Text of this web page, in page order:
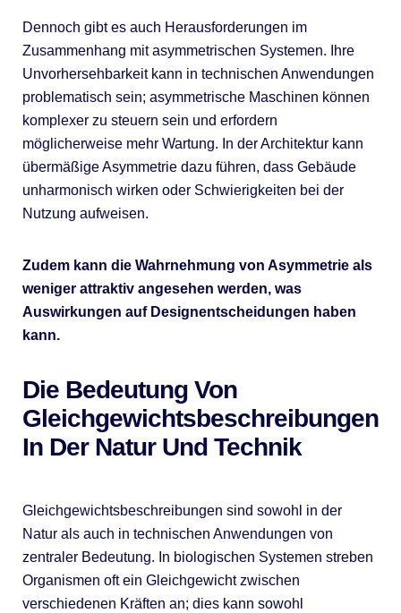
Dennoch gibt es auch Herausforderungen im
Zusammenhang mit asymmetrischen Systemen. Ihre
Unvorhersehbarkeit kann in technischen Anwendungen
problematisch sein; asymmetrische Maschinen können
komplexer zu steuern sein und erfordern
möglicherweise mehr Wartung. In der Architektur kann
übermäßige Asymmetrie dazu führen, dass Gebäude
unharmonisch wirken oder Schwierigkeiten bei der
Nutzung aufweisen.
Zudem kann die Wahrnehmung von Asymmetrie als
weniger attraktiv angesehen werden, was
Auswirkungen auf Designentscheidungen haben
kann.
Die Bedeutung Von
Gleichgewichtsbeschreibungen
In Der Natur Und Technik
Gleichgewichtsbeschreibungen sind sowohl in der
Natur als auch in technischen Anwendungen von
zentraler Bedeutung. In biologischen Systemen streben
Organismen oft ein Gleichgewicht zwischen
verschiedenen Kräften an; dies kann sowohl